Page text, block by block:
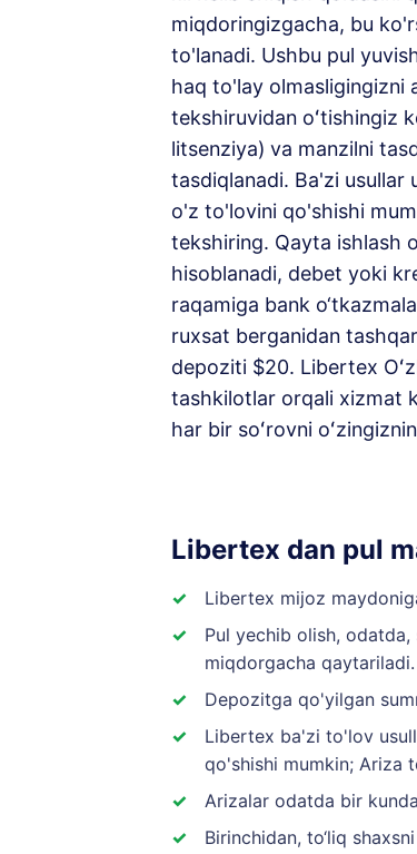
miqdoringizgacha, bu
to'lanadi. Ushbu pul
haq to'lay olmasligingizni
tekshiruvidan oʻtishingiz
litsenziya) va manzilni
tasdiqlanadi. Ba'zi usullar
o'z to'lovini qo'shishi
tekshiring. Qayta ishlash
hisoblanadi, debet yoki
raqamiga bank
ruxsat berganidan
depoziti $20. Libertex
tashkilotlar orqali xizmat
har bir soʻrovni
Libertex dan pul
Libertex mijoz
Pul yechib olish,
miqdorgacha qaytariladi.
Depozitga qo'yilgan
Libertex ba'zi to'lov
qo'shishi mumkin; Ariza
Arizalar odatda bir
Birinchidan, to‘liq